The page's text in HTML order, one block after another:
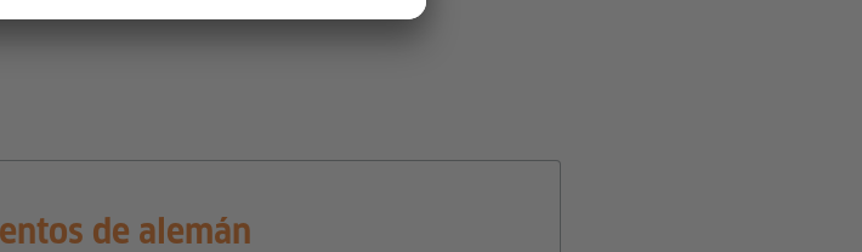
de alemán